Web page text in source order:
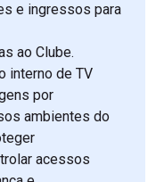
e ingressos para
ao Clube.
interno de TV
por
ambientes do
acessos